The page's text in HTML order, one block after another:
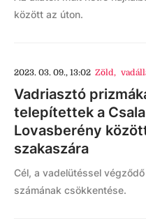
között az úton.
2023. 03. 09., 13:02 Zöld,
Vadriasztó
telepítettek a
Lovasberény
szakaszára
Cél, a vadelütéssel
számának csökkentése.